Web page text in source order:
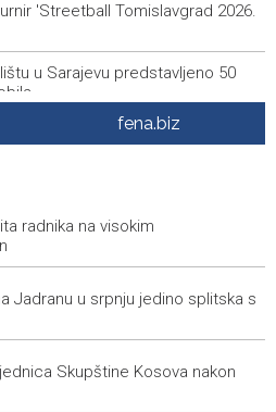
'Streetball Tomislavgrad 2026.
u Sarajevu predstavljeno 50
for Friday, 7 August 2026
mještane i posjetitelje kod
direct EU funding for UNESCO
an open dialogue with all
ostaje u MotoGP kalendaru do
fena.biz
radnika na visokim
Jadranu u srpnju jedino splitska s
Skupštine Kosova nakon